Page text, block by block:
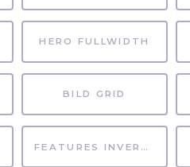
HERO FULLWIDTH
BILD GRID
FEATURES INVERTIERT